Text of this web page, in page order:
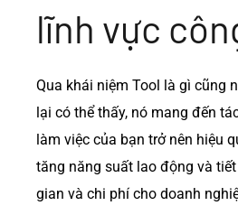
lĩnh vực
Qua khái niệm Tool là gì cũng
lại có thể thấy, nó mang đến
làm việc của bạn trở nên hiệu
tăng năng suất lao động và
gian và chi phí cho doanh